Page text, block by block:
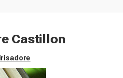
Castillon
irisadore